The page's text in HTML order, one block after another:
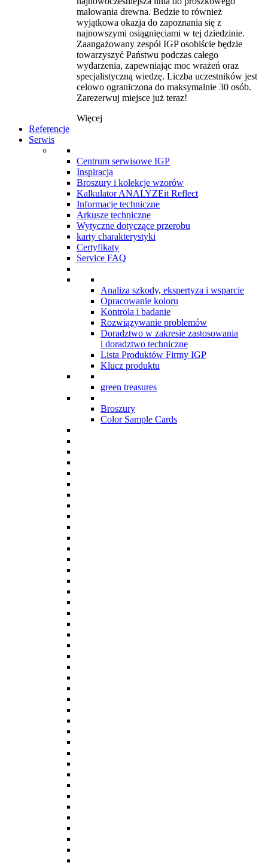
malowania drewna. Bedzie to również
wyjątkowa okazja do zapoznania się z
najnowszymi osiągnięciami w tej dziedzinie.
Zaangażowany zespół IGP osobiście będzie
towarzyszyć Państwu podczas całego
wydarzenia, zapewniając moc wrażeń oraz
specjalistyczną wiedzę. Liczba uczestników jest
celowo ograniczona do maksymalnie 30 osób.
Zarezerwuj miejsce już teraz!
Więcej
Referencje
Serwis
Centrum serwisowe IGP
Inspiracja
Broszury i kolekcje wzorów
Kalkulator ANALYZEit Reflect
Informacje techniczne
Arkusze techniczne
Wytyczne dotyczące przerobu
karty charakterystyki
Certyfikaty
Service FAQ
Analiza szkody, ekspertyza i wsparcie
Opracowanie koloru
Kontrola i badanie
Rozwiązywanie problemów
Doradztwo w zakresie zastosowania
i doradztwo techniczne
Lista Produktów Firmy IGP
Klucz produktu
green treasures
Broszury
Color Sample Cards